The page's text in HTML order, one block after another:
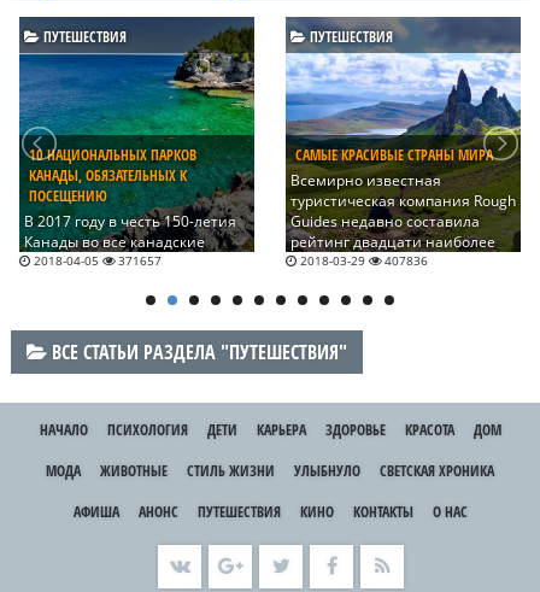
ПУТЕШЕСТВИЯ
10 НАЦИОНАЛЬНЫХ ПАРКОВ
КАНАДЫ, ОБЯЗАТЕЛЬНЫХ К
ПОСЕЩЕНИЮ
В 2017 году в честь 150-летия
Канады во все канадские
национальные парки
предварительно заказанному
свежему прохладному воздуху,
прекрасным видам, богатой
хорошему настроению
надолго.
2018-04-05 371657
ПУТЕШЕСТВИЯ
САМЫЕ КРАСИВЫЕ СТРАНЫ МИРА
Всемирно известная
туристическая компания Rough
Guides недавно составила
рейтинг двадцати наиболее
красивых стран мира. Кто же
2018-03-29 407836
ВСЕ СТАТЬИ РАЗДЕЛА "ПУТЕШЕСТВИЯ"
НАЧАЛО ПСИХОЛОГИЯ ДЕТИ КАРЬЕРА ЗДОРОВЬЕ КРАСОТА
ДОМ
МОДА
ЖИВОТНЫЕ СТИЛЬ ЖИЗНИ УЛЫБНУЛО
СВЕТСКАЯ ХРОНИКА
АФИША
АНОНС ПУТЕШЕСТВИЯ КИНО КОНТАКТЫ О НАС